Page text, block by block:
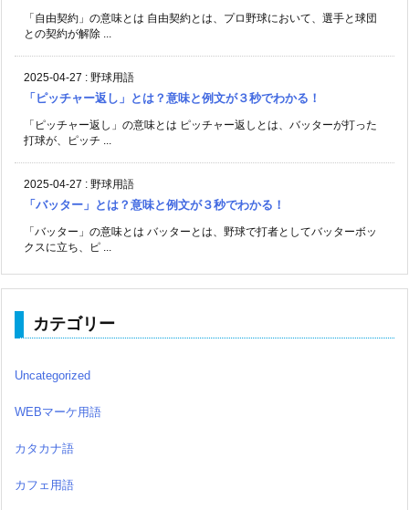
「自由契約」の意味とは 自由契約とは、プロ野球において、選手と球団
との契約が解除 ...
2025-04-27 : 野球用語
「ピッチャー返し」とは？意味と例文が３秒でわかる！
「ピッチャー返し」の意味とは ピッチャー返しとは、バッターが打った
打球が、ピッチ ...
2025-04-27 : 野球用語
「バッター」とは？意味と例文が３秒でわかる！
「バッター」の意味とは バッターとは、野球で打者としてバッターボッ
クスに立ち、ピ ...
カテゴリー
Uncategorized
WEBマーケ用語
カタカナ語
カフェ用語